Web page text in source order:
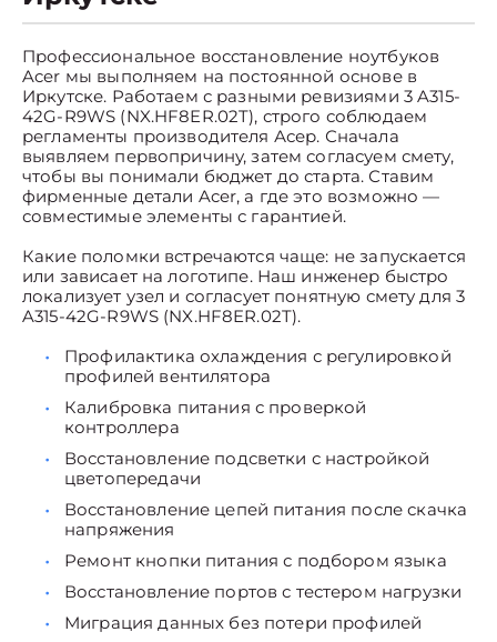
Профессиональное восстановление ноутбуков
Acer мы выполняем на постоянной основе в
Иркутске. Работаем с разными ревизиями 3 A315-
42G-R9WS (NX.HF8ER.02T), строго соблюдаем
регламенты производителя Асер. Сначала
выявляем первопричину, затем согласуем смету,
чтобы вы понимали бюджет до старта. Ставим
фирменные детали Acer, а где это возможно —
совместимые элементы с гарантией.
Какие поломки встречаются чаще: не запускается
или зависает на логотипе. Наш инженер быстро
локализует узел и согласует понятную смету для 3
A315-42G-R9WS (NX.HF8ER.02T).
Профилактика охлаждения с регулировкой
профилей вентилятора
Калибровка питания с проверкой
контроллера
Восстановление подсветки с настройкой
цветопередачи
Восстановление цепей питания после скачка
напряжения
Ремонт кнопки питания с подбором языка
Восстановление портов с тестером нагрузки
Миграция данных без потери профилей